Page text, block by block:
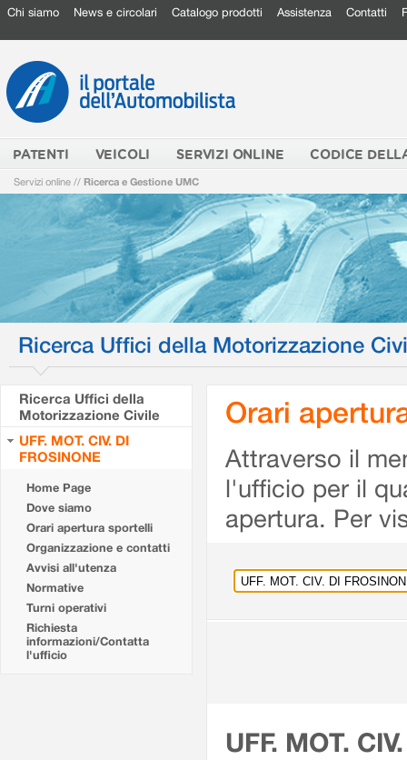
Chi siamo News e circolari Catalogo prodotti Assistenza Contatti
PATENTI VEICOLI SERVIZI ONLINE CODICE
Servizi online // Ricerca e Gestione UMC
Ricerca Uffici della Motorizzazione
Ricerca Uffici della
Motorizzazione Civile
UFF. MOT. CIV. DI
FROSINONE
Home Page
Dove siamo
Orari apertura sportelli
Organizzazione e contatti
Avvisi all'utenza
Normative
Turni operativi
Richiesta
informazioni/Contatta
l'ufficio
Orari
Attraverso il
l'ufficio per il
apertura. Per
UFF. MOT.